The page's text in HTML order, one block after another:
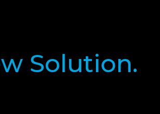
Solution.